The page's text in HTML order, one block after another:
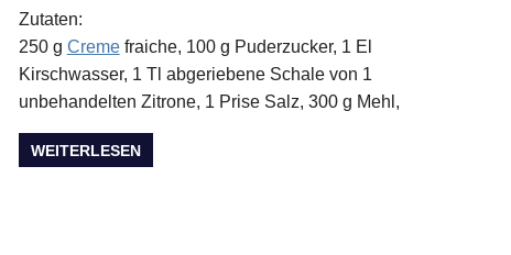
Zutaten:
250 g Cremefraiche, 100 g Puderzucker, 1 El
Kirschwasser, 1 Tl abgeriebene Schale von 1
unbehandelten Zitrone, 1 Prise Salz, 300 g Mehl,
WEITERLESEN